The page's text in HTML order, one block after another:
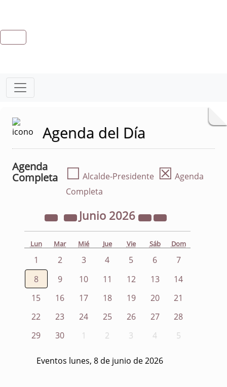
Agenda del Día
Agenda
Completa
☐ Alcalde-Presidente ☒ Agenda
Completa
Junio 2026
Lun Mar Mié Jue Vie Sáb Dom
1 2 3 4 5 6
7
8
9 10 11 12 13
14
15
16 17 18 19 20
21
22
23 24 25 26 27
28
29
30 1 2 3 4 5
Eventos lunes, 8 de junio de 2026